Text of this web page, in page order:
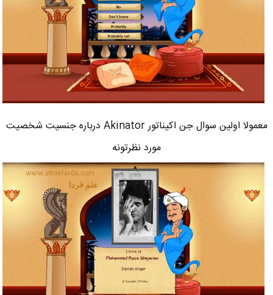
معمولا اولین سوال جن اکیناتور Akinator درباره جنسیت شخصیت
مورد نظرتونه